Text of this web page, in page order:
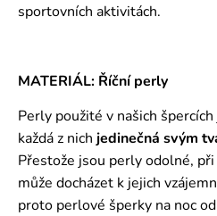
sportovních aktivitách.
MATERIÁL: Říční perly
Perly použité v našich špercích
každá z nich jedinečná svým
Přestože jsou perly odolné,
může docházet k jejich
proto perlové šperky na noc